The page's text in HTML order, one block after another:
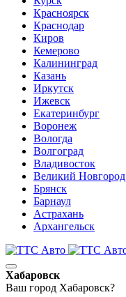
Красноярск
Краснодар
Киров
Кемерово
Калининград
Казань
Иркутск
Ижевск
Екатеринбург
Воронеж
Вологда
Волгоград
Владивосток
Великий Новгород
Брянск
Барнаул
Астрахань
Архангельск
Хабаровск
Ваш город Хабаровск?